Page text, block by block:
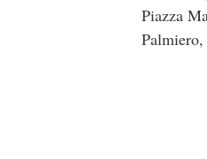
Piazza